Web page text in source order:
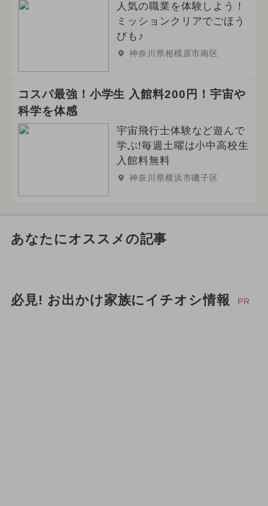
人気の職業を体験しよう！
ミッションクリアでごほう
びも♪
神奈川県相模原市南区
コスパ最強！小学生 入館料200円！宇宙や
科学を体感
宇宙飛行士体験など遊んで
学ぶ!毎週土曜は小中高校生
入館料無料
神奈川県横浜市磯子区
あなたにオススメの記事
必見! お出かけ家族にイチオシ情報 PR